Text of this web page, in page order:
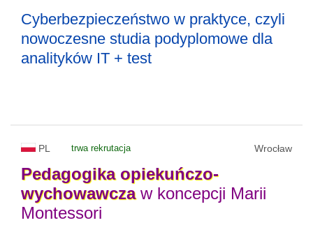
Cyberbezpieczeństwo w praktyce, czyli
nowoczesne studia podyplomowe dla
analityków IT + test
PL trwa rekrutacja Wrocław
Pedagogika opiekuńczo-
wychowawczaw koncepcji Marii
Montessori